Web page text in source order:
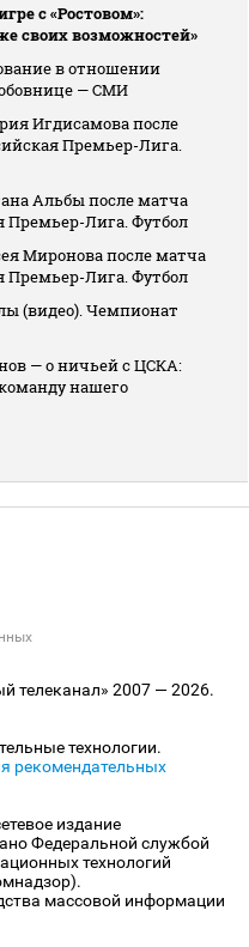
с «Ростовом»:
своих возможностей»
в отношении
— СМИ
Игдисамова после
Премьер-Лига.
Альбы после матча
Премьер-Лига. Футбол
Миронова после матча
Премьер-Лига. Футбол
(видео). Чемпионат
— о ничьей с ЦСКА:
нашего
телеканал» 2007 — 2026.
технологии.
рекомендательных
издание
Федеральной службой
технологий
массовой информации